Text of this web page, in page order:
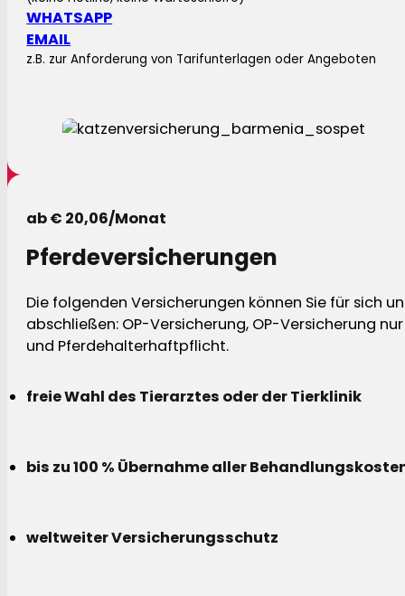
WHATSAPP
EMAIL
z.B. zur Anforderung von Tarifunterlagen oder Angeboten
ab € 20,06/Monat
Pferdeversicherungen
Die folgenden Versicherungen können Sie für sich
abschließen: OP-Versicherung, OP-Versicherung
und Pferdehalterhaftpflicht.
freie Wahl des Tierarztes oder der Tierklinik
bis zu 100 % Übernahme aller
weltweiter Versicherungsschutz